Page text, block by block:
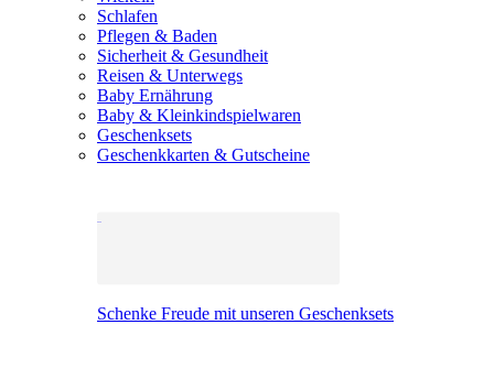
Schlafen
Pflegen & Baden
Sicherheit & Gesundheit
Reisen & Unterwegs
Baby Ernährung
Baby & Kleinkindspielwaren
Geschenksets
Geschenkkarten & Gutscheine
Schenke Freude mit unseren Geschenksets